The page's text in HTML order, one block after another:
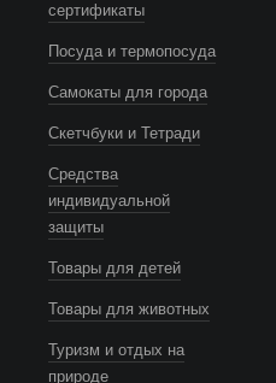
сертификаты
Посуда и термопосуда
Самокаты для города
Скетчбуки и Тетради
Средства
индивидуальной
защиты
Товары для детей
Товары для животных
Туризм и отдых на
природе